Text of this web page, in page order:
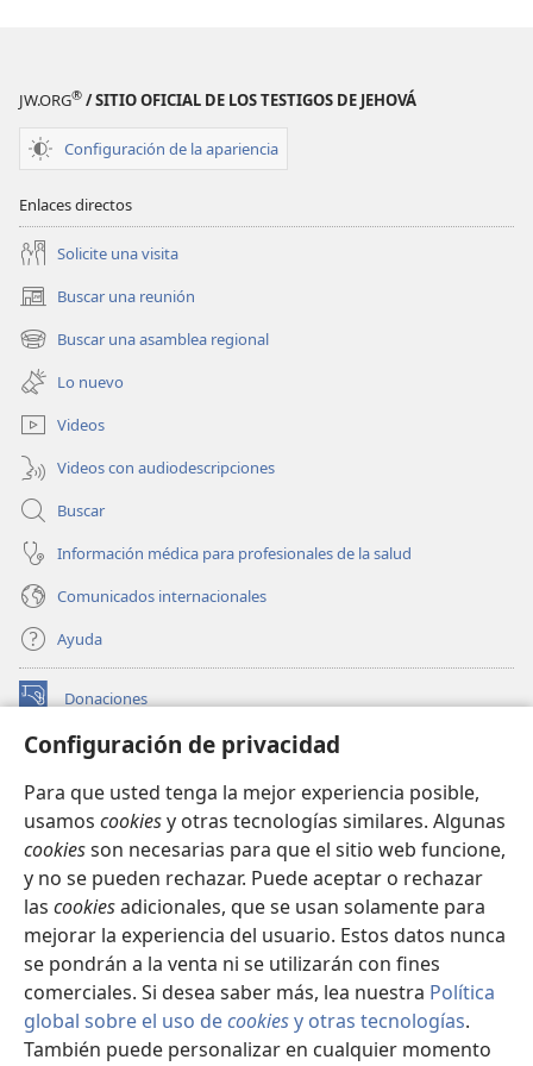
Configuración de privacidad
Para que usted tenga la mejor experiencia posible,
usamos cookiesy otras tecnologías similares. Algunas
cookiesson necesarias para que el sitio web funcione,
y no se pueden rechazar. Puede aceptar o rechazar
las cookiesadicionales, que se usan solamente para
mejorar la experiencia del usuario. Estos datos nunca
se pondrán a la venta ni se utilizarán con fines
comerciales. Si desea saber más, lea nuestra Política
global sobre el uso decookiesy otras tecnologías.
También puede personalizar en cualquier momento
JW.ORG® / SITIO OFICIAL DE LOS TESTIGOS DE JEHOVÁ
Configuración de la apariencia
Enlaces directos
Solicite una visita
Buscar una reunión
(abre
una
nueva
ventana)
Buscar una asamblea regional
(abre
una
nueva
ventana)
Lo nuevo
Videos
Videos con audiodescripciones
Buscar
Información médica para profesionales de la salud
Comunicados internacionales
Ayuda
Donaciones
(abre
nueva BIBLIOTECA EN LÍNEA Watchtower™
una
nueva
ventana)
JW Hub
(abre
una
nueva
ventana)
JW Library
Watchtower Library
Copyright© 2026 Watch Tower Bible and Tract Society of Pennsylvania.